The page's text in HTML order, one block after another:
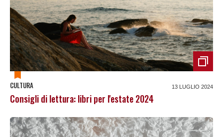
CULTURA 13 LUGLIO 2024
Consigli di lettura: libri per l'estate 2024